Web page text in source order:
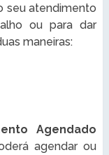
seu atendimento
ou para dar
maneiras:
Agendado
agendar ou